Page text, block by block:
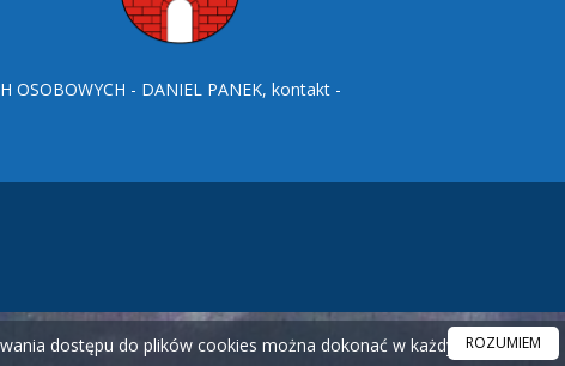
OSOBOWYCH - DANIEL PANEK, kontakt -
dostępu do plików cookies można dokonać w każdym czasie.
ROZUMIEM